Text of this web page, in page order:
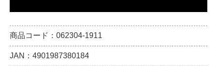
商品コード：062304-1911
JAN：4901987380184